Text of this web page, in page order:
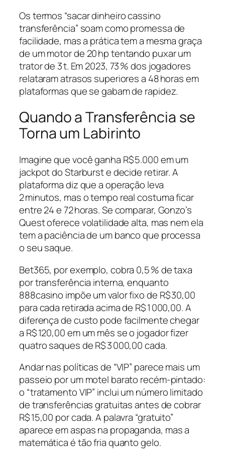
Os termos “sacar dinheiro cassino
transferência” soam como promessa de
facilidade, mas a prática tem a mesma graça
de um motor de 20 hp tentando puxar um
trator de 3 t. Em 2023, 73 % dos jogadores
relataram atrasos superiores a 48 horas em
plataformas que se gabam de rapidez.
Quando a Transferência se
Torna um Labirinto
Imagine que você ganha R$ 5.000 em um
jackpot do Starburst e decide retirar. A
plataforma diz que a operação leva
2 minutos, mas o tempo real costuma ficar
entre 24 e 72 horas. Se comparar, Gonzo’s
Quest oferece volatilidade alta, mas nem ela
tem a paciência de um banco que processa
o seu saque.
Bet365, por exemplo, cobra 0,5 % de taxa
por transferência interna, enquanto
888casino impõe um valor fixo de R$ 30,00
para cada retirada acima de R$ 1 000,00. A
diferença de custo pode facilmente chegar
a R$ 120,00 em um mês se o jogador fizer
quatro saques de R$ 3 000,00 cada.
Andar nas políticas de “VIP” parece mais um
passeio por um motel barato recém-pintado:
o “tratamento VIP” inclui um número limitado
de transferências gratuitas antes de cobrar
R$ 15,00 por cada. A palavra “gratuito”
aparece em aspas na propaganda, mas a
matemática é tão fria quanto gelo.